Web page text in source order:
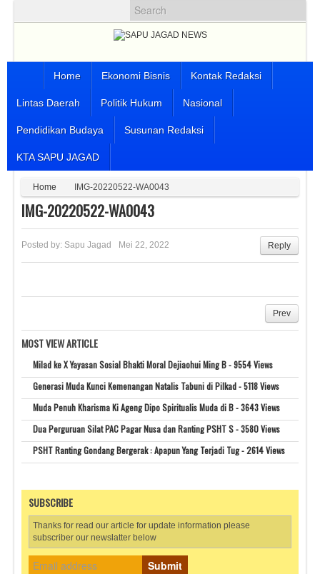
Home Ekonomi Bisnis Kontak Redaksi
Lintas Daerah Politik Hukum Nasional
Pendidikan Budaya Susunan Redaksi
KTA SAPU JAGAD
Home IMG-20220522-WA0043
IMG-20220522-WA0043
Posted by: Sapu Jagad Mei 22, 2022 Reply
Prev
MOST VIEW ARTICLE
Milad ke X Yayasan Sosial Bhakti Moral Dejiaohui Ming B - 9554 Views
Generasi Muda Kunci Kemenangan Natalis Tabuni di Pilkad - 5118 Views
Muda Penuh Kharisma Ki Ageng Dipo Spiritualis Muda di B - 3643 Views
Dua Perguruan Silat PAC Pagar Nusa dan Ranting PSHT S - 3580 Views
PSHT Ranting Gondang Bergerak : Apapun Yang Terjadi Tug - 2614 Views
SUBSCRIBE
Thanks for read our article for update information please
subscriber our newslatter below
Submit